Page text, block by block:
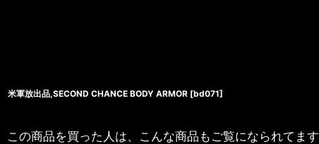
米軍放出品,SECOND CHANCE BODY ARMOR [bd071]
この商品を買った人は、こんな商品もご覧になられてます